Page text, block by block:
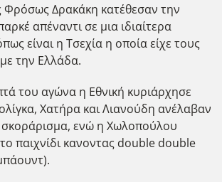
Φρόσως Δρακάκη κατέθεσαν την
απέναντι σε μια ιδιαίτερα
είναι η Τσεχία η οποία είχε τους
την Ελλάδα.
του αγώνα η Εθνική κυριάρχησε
Χατήρα και Λιανούδη ανέλαβαν
ενώ η Χωλοπούλου
παιχνίδι κανοντας double double